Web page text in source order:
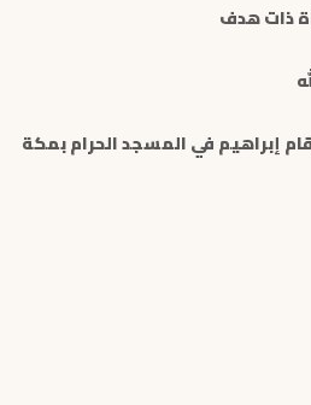
ذات هدف
إبراهيم في المسجد الحرام بمكة